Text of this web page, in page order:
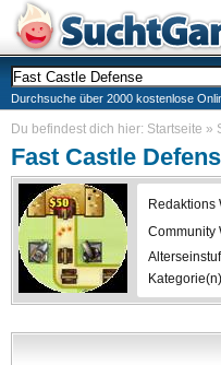
Durchsuche über 2000 kostenlose
Du befindest dich hier: Startseite »
Fast Castle
Redaktions
Community